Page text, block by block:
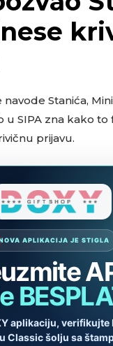
navode Stanića,
u SIPA zna kako
prijavu.